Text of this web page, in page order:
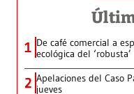
1 De café comercial a
ecológica del
2 Apelaciones del Caso
jueves